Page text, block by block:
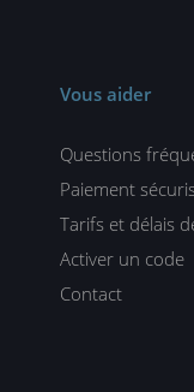
Vous aider
Questions
Paiement
Tarifs et délais
Activer un code
Contact